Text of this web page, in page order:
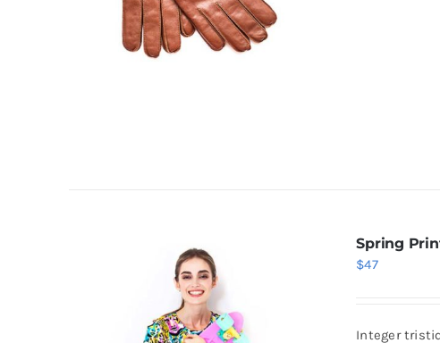
Spring
$47
Integer